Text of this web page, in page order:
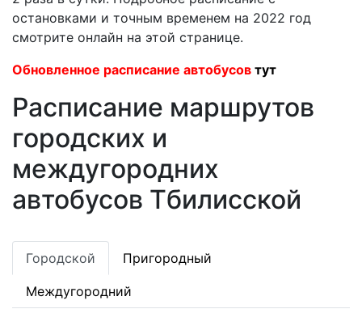
остановками и точным временем на 2022 год
смотрите онлайн на этой странице.
Обновленное расписание автобусов тут
Расписание маршрутов
городских и
междугородних
автобусов Тбилисской
Городской Пригородный
Междугородний